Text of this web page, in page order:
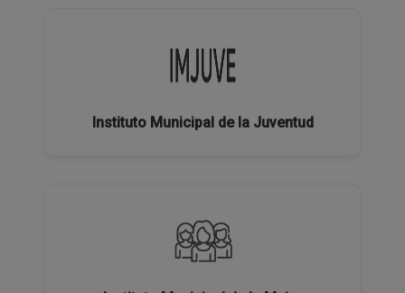
Instituto Municipal de la Juventud